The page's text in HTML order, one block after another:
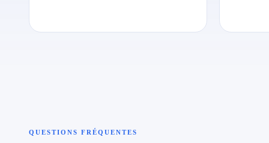
QUESTIONS FRÉQUENTES